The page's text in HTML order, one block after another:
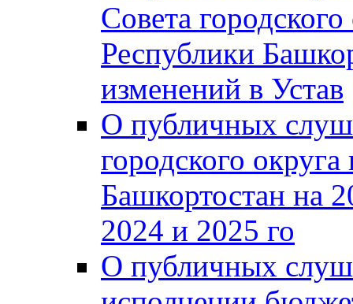
Совета
Республики
изменений в Устав
О публичных
городского
Башкортостан на
2024 и 2025 го
О публичных